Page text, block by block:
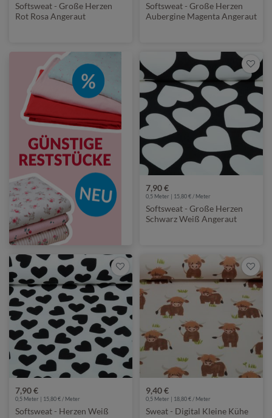
Softsweat - Große Herzen
Rot Rosa Angeraut
Softsweat - Große Herzen
Aubergine Magenta Angeraut
7,90 €
0,5 Meter | 15,80 € / Meter
Softsweat - Große Herzen
Schwarz Weiß Angeraut
7,90 €
0,5 Meter | 15,80 € / Meter
Softsweat - Herzen Weiß
9,40 €
0,5 Meter | 18,80 € / Meter
Sweat - Digital Kleine Kühe